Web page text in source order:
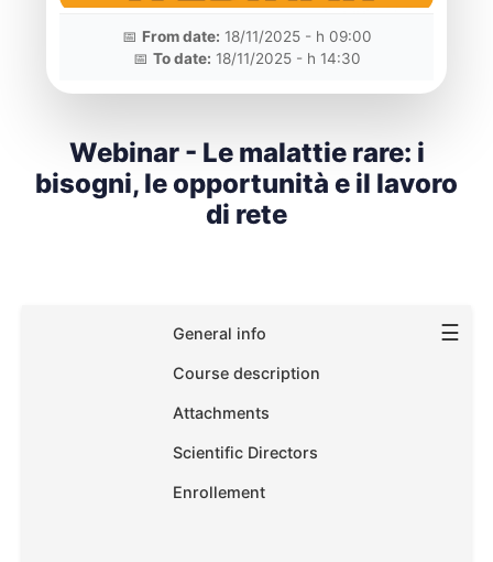
📅 From date: 18/11/2025 - h 09:00
📅 To date: 18/11/2025 - h 14:30
Webinar - Le malattie rare: i
bisogni, le opportunità e il lavoro
di rete
☰
General info
Course description
Attachments
Scientific Directors
Enrollement